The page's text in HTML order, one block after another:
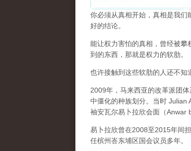
你必须从真相开始，真相是我们
好的结论。
能让权力害怕的真相，曾经被
到的东西，那就是权力的软肋。
也许接触到这些软肋的人还不知
2009年，马来西亚的改革派团
中僵化的种族划分。当时 Julian
袖安瓦尔易卜拉欣会面（Anwar
易卜拉欣曾在2008至2015年间
任槟州峇东埔区国会议员多年。